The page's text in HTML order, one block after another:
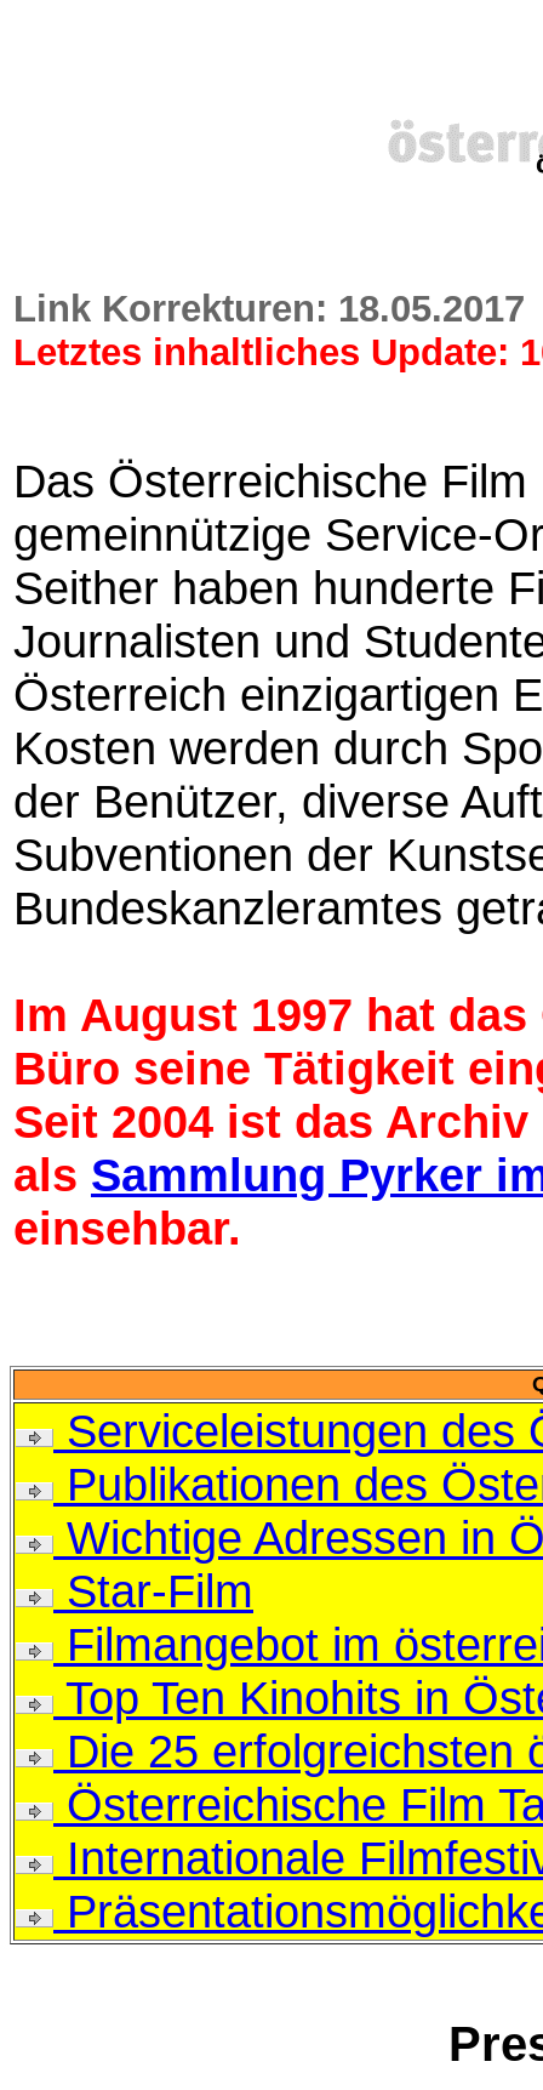
Link Korrekturen: 18.05.2017
Letztes inhaltliches Update:
Das Österreichische
gemeinnützige Service-
Seither haben hunderte
Journalisten und
Österreich einzigartigen
Kosten werden durch
der Benützer, diverse
Subventionen der
Bundeskanzleramtes
Im August 1997 hat
Büro seine Tätigkeit
Seit 2004 ist das
als Sammlung Pyrker
einsehbar.
Serviceleistungen des
Publikationen des
Wichtige Adressen in
Star-Film
Filmangebot im
Top Ten Kinohits in
Die 25 erfolgreichsten
Österreichische Film
Internationale